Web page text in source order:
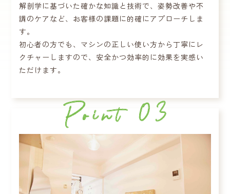
解剖学に基づいた確かな知識と技術で、姿勢改善や不
調のケアなど、お客様の課題に的確にアプローチしま
す。
初心者の方でも、マシンの正しい使い方から丁寧にレ
クチャーしますので、安全かつ効率的に効果を実感い
ただけます。